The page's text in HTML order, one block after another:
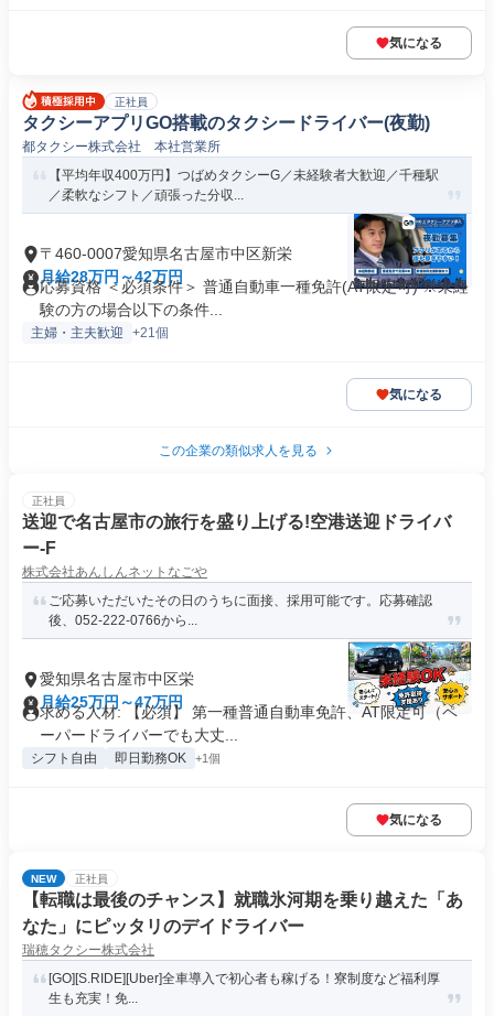
気になる
正社員
タクシーアプリGO搭載のタクシードライバー(夜勤)
都タクシー株式会社 本社営業所
【平均年収400万円】つばめタクシーG／未経験者大歓迎／千種駅
／柔軟なシフト／頑張った分収...
〒460-0007愛知県名古屋市中区新栄
月給28万円～42万円
応募資格 ＜必須条件＞ 普通自動車一種免許(AT限定可) ※未経
験の方の場合以下の条件...
主婦・主夫歓迎 +21個
気になる
この企業の類似求人を見る
正社員
送迎で名古屋市の旅行を盛り上げる!空港送迎ドライバ
ー-F
株式会社あんしんネットなごや
ご応募いただいたその日のうちに面接、採用可能です。応募確認
後、052-222-0766から...
愛知県名古屋市中区栄
月給25万円～47万円
求める人材: 【必須】 第一種普通自動車免許、AT限定可（ペ
ーパードライバーでも大丈...
シフト自由 即日勤務OK +1個
気になる
NEW 正社員
【転職は最後のチャンス】就職氷河期を乗り越えた「あ
なた」にピッタリのデイドライバー
瑞穂タクシー株式会社
[GO][S.RIDE][Uber]全車導入で初心者も稼げる！寮制度など福利厚
生も充実！免...